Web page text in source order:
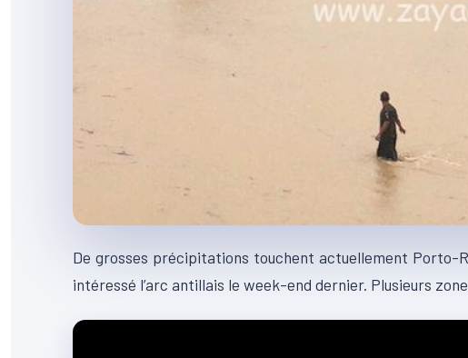
De grosses précipitations touchent actuellement Porto-
intéressé l’arc antillais le week-end dernier. Plusieurs